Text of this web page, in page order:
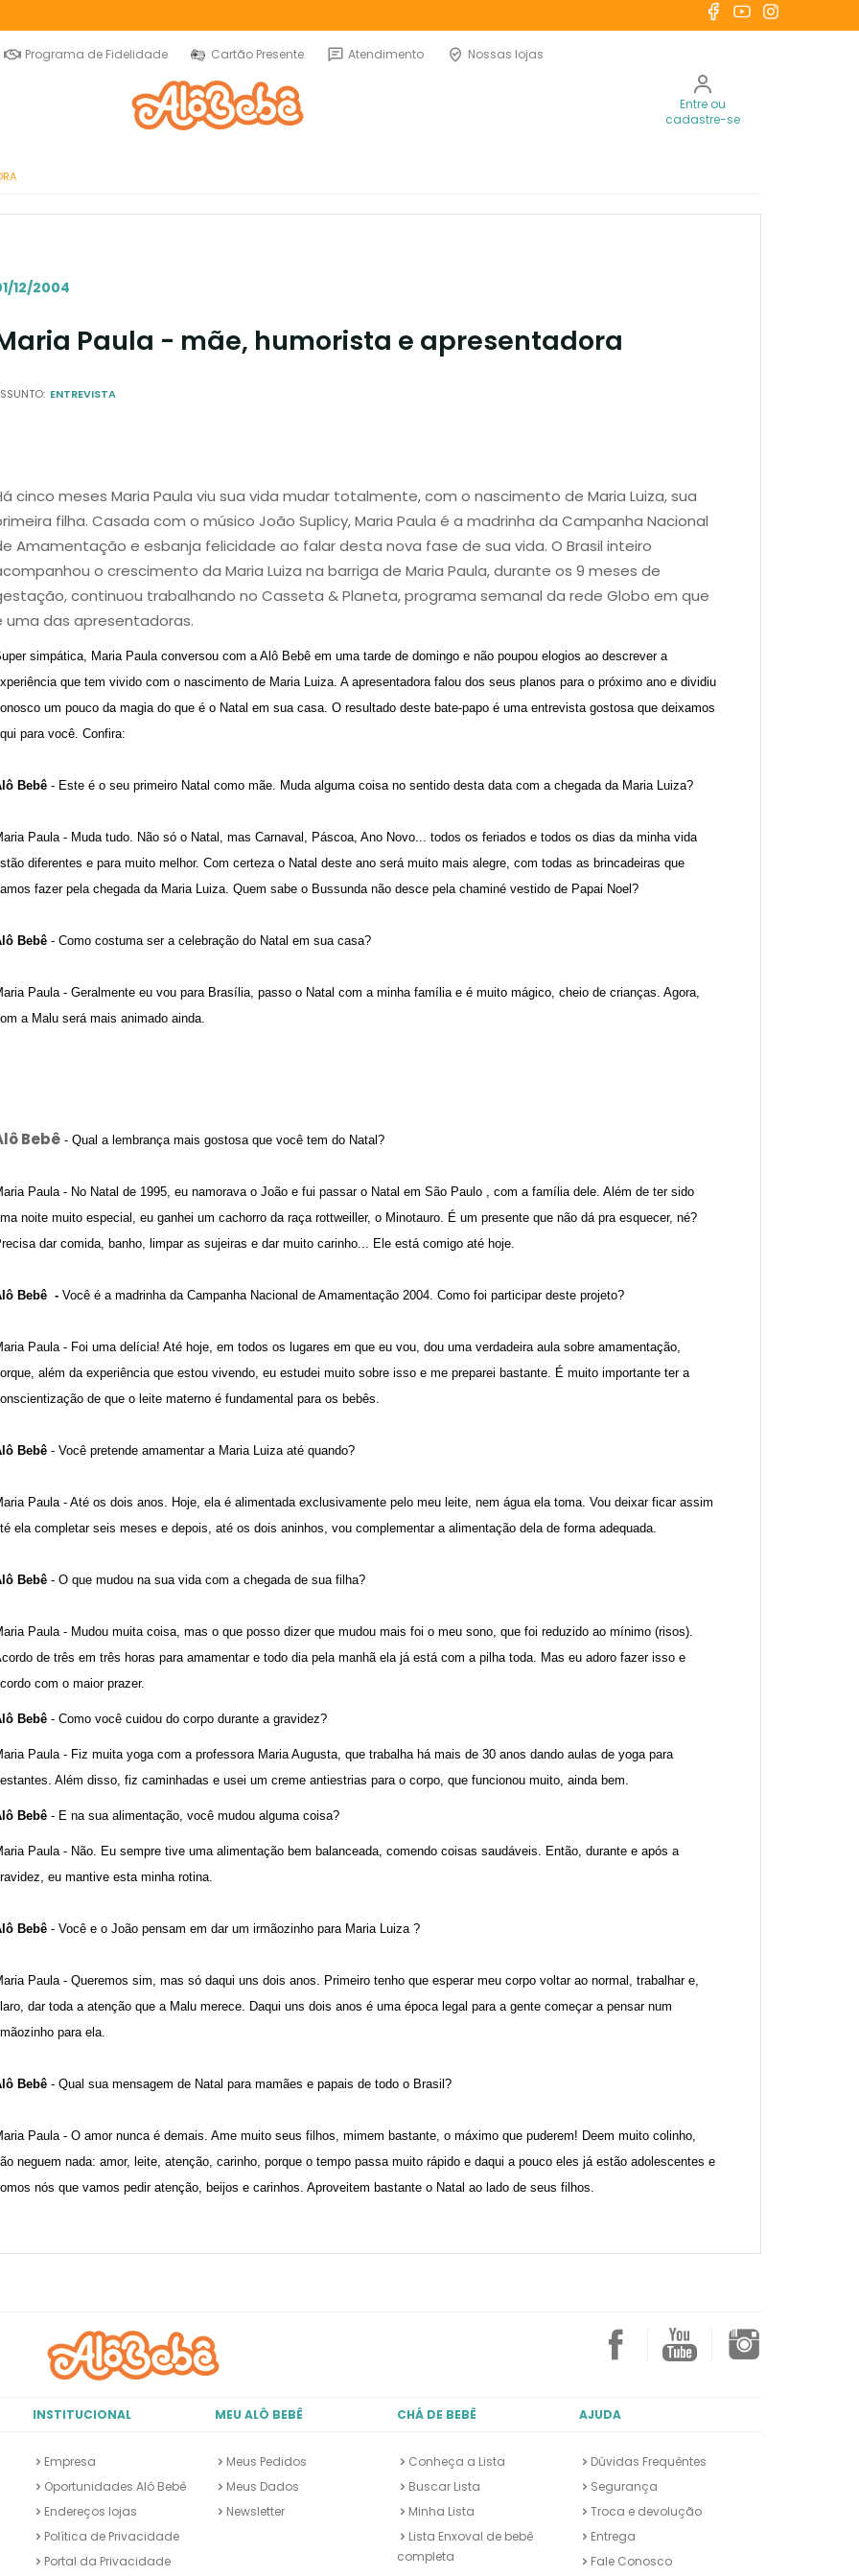
Programa de Fidelidade Cartão Presente Atendimento Nossas lojas
Entre ou
cadastre-se
12/2004
Paula - mãe, humorista e apresentadora
ENTREVISTA
cinco meses Maria Paula viu sua vida mudar totalmente, com o nascimento de Maria Luiza, sua
filha. Casada com o músico João Suplicy, Maria Paula é a madrinha da Campanha Nacional
Amamentação e esbanja felicidade ao falar desta nova fase de sua vida. O Brasil inteiro
o crescimento da Maria Luiza na barriga de Maria Paula, durante os 9 meses de
continuou trabalhando no Casseta & Planeta, programa semanal da rede Globo em que
uma das apresentadoras.
simpática, Maria Paula conversou com a Alô Bebê em uma tarde de domingo e não poupou elogios ao descrever a
que tem vivido com o nascimento de Maria Luiza. A apresentadora falou dos seus planos para o próximo ano e dividiu
um pouco da magia do que é o Natal em sua casa. O resultado deste bate-papo é uma entrevista gostosa que deixamos
para você. Confira:
Bebê - Este é o seu primeiro Natal como mãe. Muda alguma coisa no sentido desta data com a chegada da Maria Luiza?
Paula - Muda tudo. Não só o Natal, mas Carnaval, Páscoa, Ano Novo... todos os feriados e todos os dias da minha vida
diferentes e para muito melhor. Com certeza o Natal deste ano será muito mais alegre, com todas as brincadeiras que
fazer pela chegada da Maria Luiza. Quem sabe o Bussunda não desce pela chaminé vestido de Papai Noel?
Bebê - Como costuma ser a celebração do Natal em sua casa?
Paula - Geralmente eu vou para Brasília, passo o Natal com a minha família e é muito mágico, cheio de crianças. Agora,
a Malu será mais animado ainda.
Bebê - Qual a lembrança mais gostosa que você tem do Natal?
Paula - No Natal de 1995, eu namorava o João e fui passar o Natal em São Paulo , com a família dele. Além de ter sido
noite muito especial, eu ganhei um cachorro da raça rottweiller, o Minotauro. É um presente que não dá pra esquecer, né?
dar comida, banho, limpar as sujeiras e dar muito carinho... Ele está comigo até hoje.
Bebê -Você é a madrinha da Campanha Nacional de Amamentação 2004. Como foi participar deste projeto?
Paula - Foi uma delícia! Até hoje, em todos os lugares em que eu vou, dou uma verdadeira aula sobre amamentação,
além da experiência que estou vivendo, eu estudei muito sobre isso e me preparei bastante. É muito importante ter a
de que o leite materno é fundamental para os bebês.
Bebê - Você pretende amamentar a Maria Luiza até quando?
Paula - Até os dois anos. Hoje, ela é alimentada exclusivamente pelo meu leite, nem água ela toma. Vou deixar ficar assim
ela completar seis meses e depois, até os dois aninhos, vou complementar a alimentação dela de forma adequada.
Bebê - O que mudou na sua vida com a chegada de sua filha?
Paula - Mudou muita coisa, mas o que posso dizer que mudou mais foi o meu sono, que foi reduzido ao mínimo (risos).
de três em três horas para amamentar e todo dia pela manhã ela já está com a pilha toda. Mas eu adoro fazer isso e
com o maior prazer.
Bebê - Como você cuidou do corpo durante a gravidez?
Paula - Fiz muita yoga com a professora Maria Augusta, que trabalha há mais de 30 anos dando aulas de yoga para
Além disso, fiz caminhadas e usei um creme antiestrias para o corpo, que funcionou muito, ainda bem.
Bebê - E na sua alimentação, você mudou alguma coisa?
Paula - Não. Eu sempre tive uma alimentação bem balanceada, comendo coisas saudáveis. Então, durante e após a
eu mantive esta minha rotina.
Bebê - Você e o João pensam em dar um irmãozinho para Maria Luiza ?
Paula - Queremos sim, mas só daqui uns dois anos. Primeiro tenho que esperar meu corpo voltar ao normal, trabalhar e,
dar toda a atenção que a Malu merece. Daqui uns dois anos é uma época legal para a gente começar a pensar num
para ela.
Bebê - Qual sua mensagem de Natal para mamães e papais de todo o Brasil?
Paula - O amor nunca é demais. Ame muito seus filhos, mimem bastante, o máximo que puderem! Deem muito colinho,
neguem nada: amor, leite, atenção, carinho, porque o tempo passa muito rápido e daqui a pouco eles já estão adolescentes e
nós que vamos pedir atenção, beijos e carinhos. Aproveitem bastante o Natal ao lado de seus filhos.
INSTITUCIONAL
Empresa
Oportunidades Alô Bebê
Endereços lojas
Política de Privacidade
Portal da Privacidade
MEU ALÔ BEBÊ
Meus Pedidos
Meus Dados
Newsletter
CHÁ DE BEBÊ
Conheça a Lista
Buscar Lista
Minha Lista
Lista Enxoval de bebê
completa
AJUDA
Dúvidas Frequêntes
Segurança
Troca e devolução
Entrega
Fale Conosco